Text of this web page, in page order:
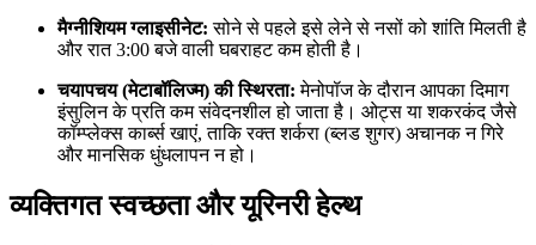
मैग्नीशियम ग्लाइसीनेट: सोने से पहले इसे लेने से नसों को शांति मिलती है
और रात 3:00 बजे वाली घबराहट कम होती है।
चयापचय (मेटाबॉलिज्म) की स्थिरता:मेनोपॉज के दौरान आपका दिमाग
इंसुलिन के प्रति कम संवेदनशील हो जाता है। ओट्स या शकरकंद जैसे
कॉम्प्लेक्स कार्ब्स खाएं, ताकि रक्त शर्करा (ब्लड शुगर) अचानक न गिरे
और मानसिक धुंधलापन न हो।
व्यक्तिगत स्वच्छता और यूरिनरी हेल्थ